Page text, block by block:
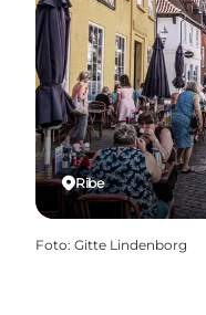
Ribe
Foto: Gitte Lindenborg